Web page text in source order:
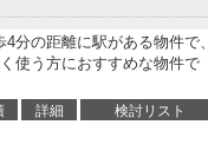
分の距離に駅がある物件で、
使う方におすすめな物件で
詳細 検討リスト